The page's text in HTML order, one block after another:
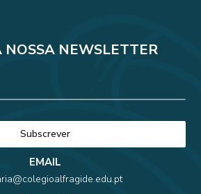
NOSSA NEWSLETTER
EMAIL